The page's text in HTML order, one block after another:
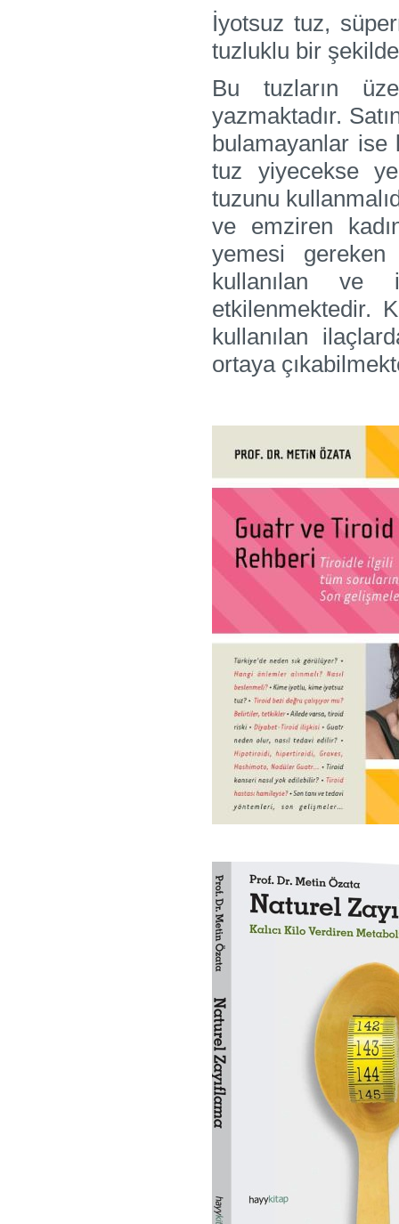
İyotsuz tuz,
tuzluklu bir
Bu tuzların
yazmaktadır.
bulamayanlar
tuz yiyecekse
tuzunu
ve emziren
yemesi
kullanılan ve
etkilenmektedir.
kullanılan
ortaya